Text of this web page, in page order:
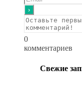
0
комментариев
Свежие